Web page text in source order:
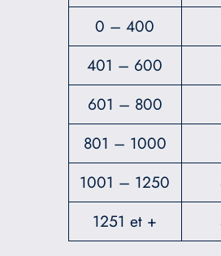
0 – 400
401 – 600
601 – 800
801 – 1000
1001 – 1250
1251 et +